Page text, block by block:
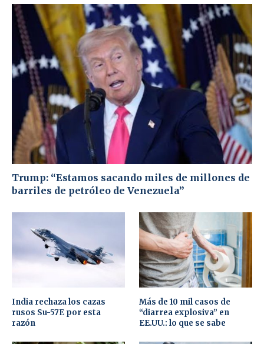
Trump: “Estamos sacando miles de millones de
barriles de petróleo de Venezuela”
India rechaza los cazas
rusos Su-57E por esta
razón
Más de 10 mil casos de
“diarrea explosiva” en
EE.UU.: lo que se sabe